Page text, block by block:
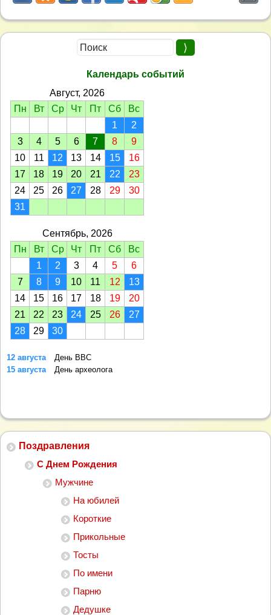
Поздравления
С Днем Рождения
Мужчине
На юбилей
Короткие
Прикольные
Тосты
По имени
Парню
Дедушке
Календарь событий
Август, 2026
Пн
Вт Ср Чт Пт Сб
Вс
1
2
3
4 5 6 7 8
9
10
11 12 13 14 15
16
17
18 19 20 21 22
23
24
25 26 27 28 29
30
31
Сентябрь, 2026
Пн
Вт Ср Чт Пт Сб
Вс
1
2 3 4 5
6
7
8 9 10 11 12
13
14
15 16 17 18 19
20
21
22 23 24 25 26
27
28
29 30
12 августа
День ВВС
15 августа
День археолога